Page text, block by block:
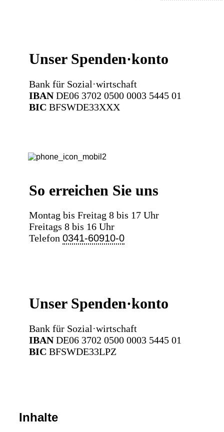
Unser Spenden·konto
Bank für Sozial·wirtschaft
IBANDE06 3702 0500 0003 5445 01
BIC BFSWDE33XXX
So erreichen Sie uns
Montag bis Freitag 8 bis 17 Uhr
Freitags 8 bis 16 Uhr
Telefon 0341-60910-0
Unser Spenden·konto
Bank für Sozial·wirtschaft
IBANDE06 3702 0500 0003 5445 01
BIC BFSWDE33LPZ
Inhalte